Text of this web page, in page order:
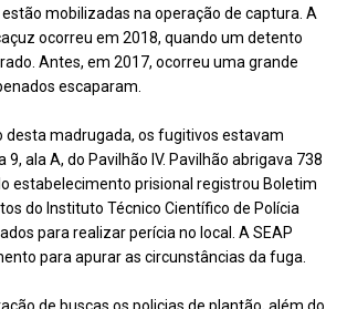
mobilizadas na operação de captura. A
ocorreu em 2018, quando um detento
Antes, em 2017, ocorreu uma grande
escaparam.
desta madrugada, os fugitivos estavam
9, ala A, do Pavilhão IV. Pavilhão abrigava 738
estabelecimento prisional registrou Boletim
do Instituto Técnico Científico de Polícia
para realizar perícia no local. A SEAP
para apurar as circunstâncias da fuga.